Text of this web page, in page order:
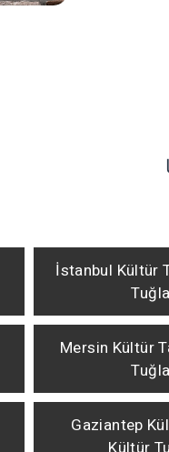
İstanbul Kültür
Mersin Kültür
Gaziantep
Kültür